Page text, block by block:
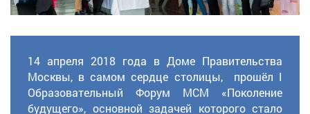
14 апреля 2018 года в Доме Правительства
Москвы, в самом сердце столицы, прошёл I
Образовательный Форум МСМ «Поколение
будущего», основной задачей которого стало